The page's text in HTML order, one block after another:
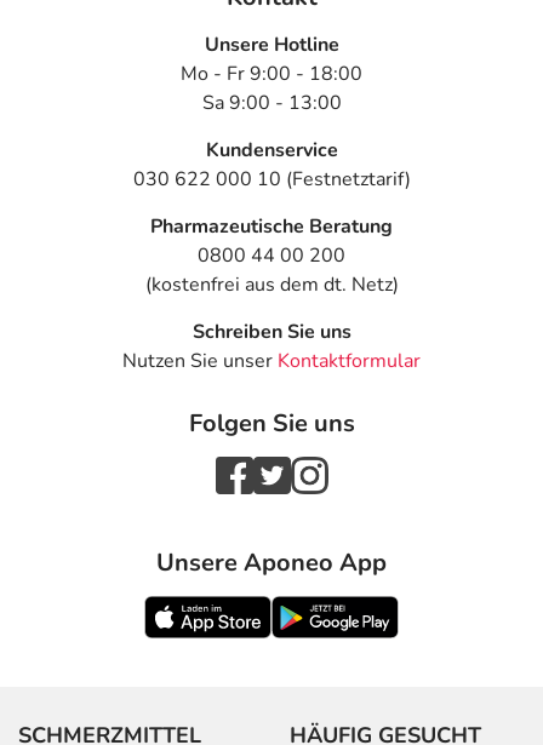
- Beschwerden des Haltungs- und Bewegungsapparates
- Schmerzen im Haltungs- und Bewegungsapparat
- Schmerzen im Arm oder im Bein
- Kraftlosigkeit bzw. Schwäche
- Brustkorbschmerzen
- Erschöpfung
- Unwohlsein
Bemerken Sie eine Befindlichkeitsstörung oder
an Ihren Arzt oder Apotheker.
Für die Information an dieser Stelle werden vor allem
Nebenwirkungen berücksichtigt, die bei mindestens
Unsere Hotline
Mo - Fr 9:00 - 18:00
Sa 9:00 - 13:00
Kundenservice
030 622 000 10 (Festnetztarif)
Pharmazeutische Beratung
0800 44 00 200
(kostenfrei aus dem dt. Netz)
Schreiben Sie uns
Nutzen Sie unser Kontaktformular
Folgen Sie uns
Unsere Aponeo App
SCHMERZMITTEL HÄUFIG GESUCHT